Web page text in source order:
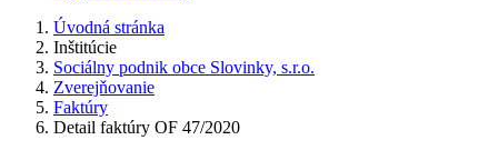
Úvodná stránka
Inštitúcie
Sociálny podnik obce Slovinky, s.r.o.
Zverejňovanie
Faktúry
Detail faktúry OF 47/2020